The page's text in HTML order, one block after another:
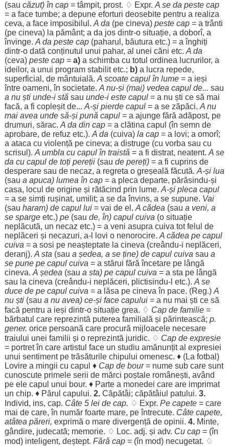
(sau căzut) în cap= tâmpit, prost. ♢ Expr. A se da peste cap
= a face tumbe; a depune eforturi deosebite pentru a realiza
ceva, a face imposibilul . A da (pe cineva) peste cap= a trânti
(pe cineva) la pământ; a da josdintr-o situație, a doborî, a
învinge. A da peste cap(paharul , băutura etc.) = aînghiți
dintr-o dată conținutul unui pahar, al unei căni etc. A da
(ceva) peste cap= a)a schimba cu totul ordinea lucrurilor, a
ideilor, a unui program stabilitetc.; b)a lucra repede,
superficial , de mântuială. A scoatecapul în lume= a ieși
între oameni, în societate. A nu-și (mai) vedea capul de... sau
a nu știunde-i stă sau unde-i este capul= a nu ști ce să mai
facă, a fi copleșitde... A-și pierdecapul= a se zăpăci. A nu
mai avea unde să-și pună capul= a ajunge fără adăpost, pe
drumuri, sărac. A da din cap= a clătina capul (în semn de
aprobare, de refuz etc.). A da (cuiva) la cap= a lovi; a omorî;
a ataca cu violență pe cineva; a distruge(cu vorba sau cu
scrisul ). A umbla cu capul în traistă = a fi distrat, neatent. A se
da cu capul de toți pereții(sau de pereți)= a fi cuprinsde
desperaresau de necaz, a regreta o greșeală făcută. A-și lua
(sau a apuca) lumea în cap= a pleca departe, părăsindu-și
casa, locul de origineși rătăcind prin lume. A-și pleca capul
= a se simți rușinat, umilit; a se daînvins, a se supune. Vai
(sau haram) de capul lui= vai de el. A cădea (sau a veni, a
se spargeetc.) pe(sau de, în) capul cuiva (o situație
neplăcută, un necaz etc.) = a veni asupra cuiva totfelul de
neplăceri și necazuri, a-l lovi o nenorocire. A cădea pe capul
cuiva = a sosi pe neașteptatela cineva (creându-i neplăceri,
deranj). A sta (sau a ședea, a se ține) de capul cuiva sau a
se pune pe capul cuiva = a stărui fără încetarepe lângă
cineva. A ședea (sau a sta) pe capul cuiva = a sta pe lângă
sau la cineva (creându-i neplăceri, plictisindu-l etc.). A se
ducede pe capul cuiva = a lăsa pe cineva în pace. (Reg.) A
nu ști(sau a nu avea) ce-și face capului= a nu mai ști ce să
facă pentru a ieși dintr-o situație grea. ♢ Capde familie=
bărbatul care reprezintă puterea familială și părintească; p.
gener. orice persoană care procură mijloacele necesare
traiului unei familii și o reprezintă juridic. ♢ Capde expresie
= portretîn care artistul faceun studiu amănunțital expresiei
unui sentimentpe trăsăturile chipului omenesc. ♦ (La fotbal )
Lovirea mingii cu capul ♦ Capde bour= numesub care sunt
cunoscute primele serii de mărci poștale românești, având
pe elecapul unui bour. ♦ Partea monedei care are imprimat
un chip. ♦ Părul capului. 2. Căpătâi; căpătâiul patului. 3.
Individ, ins, cap. Câte5 leide cap. ♢ Expr. Pe capete= care
mai de care, în număr foarte mare, peîntrecute. Câte capete,
atâtea păreri, exprimă o mare divergență de opinii. 4. Minte,
gândire, judecată; memorie. ♢ Loc. adj. și adv. Cu cap= (în
mod) inteligent, deștept. Fără cap= (în mod) necugetat. ♢